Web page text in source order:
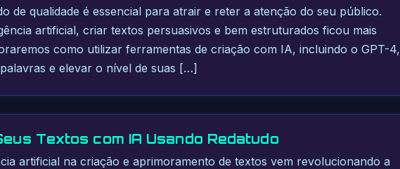
de qualidade é essencial para atrair e reter a atenção do seu público.
artificial, criar textos persuasivos e bem estruturados ficou mais
como utilizar ferramentas de criação com IA, incluindo o GPT-4,
e elevar o nível de suas […]
Textos com IA Usando Redatudo
artificial na criação e aprimoramento de textos vem revolucionando a